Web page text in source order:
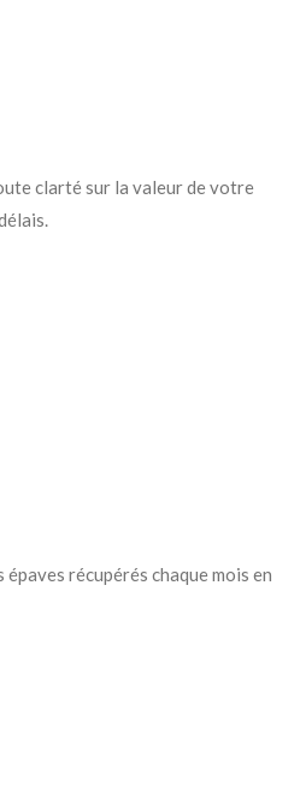
clarté sur la valeur de votre
récupérés chaque mois en